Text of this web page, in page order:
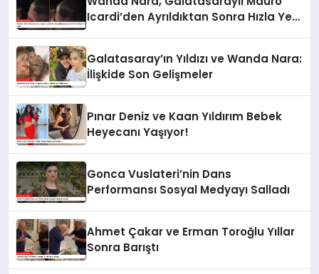
Icardi’den Ayrıldıktan Sonra Hızla Yeni
Galatasaray’ın Yıldızı ve Wanda Nara:
İlişkide Son Gelişmeler
Pınar Deniz ve Kaan Yıldırım Bebek
Heyecanı Yaşıyor!
Gonca Vuslateri’nin Dans
Performansı Sosyal Medyayı Salladı
Ahmet Çakar ve Erman Toroğlu Yıllar
Sonra Barıştı